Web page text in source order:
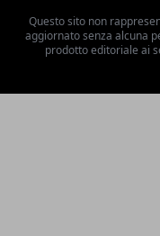
Questo sito non
aggiornato senza alcuna
prodotto editoriale ai